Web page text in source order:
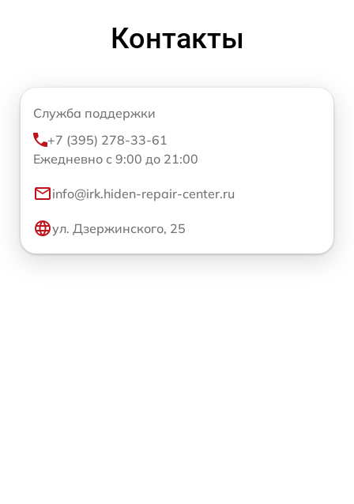
Контакты
Служба поддержки
+7 (395) 278-33-61
Ежедневно с 9:00 до 21:00
info@irk.hiden-repair-center.ru
ул. Дзержинского, 25